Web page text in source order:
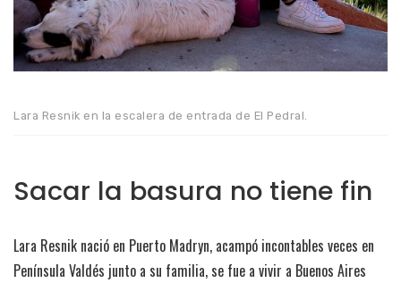
Lara Resnik en la escalera de entrada de El Pedral.
Sacar la basura no tiene fin
Lara Resnik nació en Puerto Madryn, acampó incontables veces en
Península Valdés junto a su familia, se fue a vivir a Buenos Aires